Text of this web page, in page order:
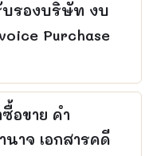
บรองบริษัท งบ
Purchase
อขาย คำ
าจ เอกสารคดี